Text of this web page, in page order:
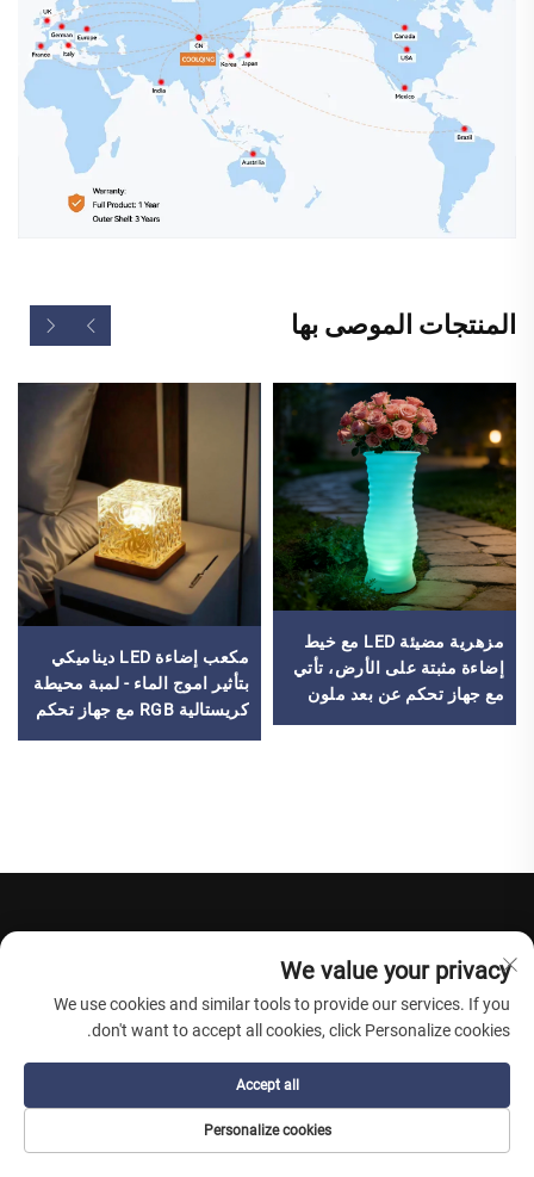
المنتجات الموصى بها
مزهرية مضيئة LED مع خيط
إضاءة مثبتة على الأرض، تأتي
مع جهاز تحكم عن بعد ملون
وشاحن USB
مكعب إضاءة LED ديناميكي
بتأثير اموج الماء - لمبة محيطة
كريستالية RGB مع جهاز تحكم
مدعومًا بخبرة تزيد عن 18 عامًا ومصنع حديث، نقدم مجموعة
We value your privacy
We use cookies and similar tools to provide our services. If you
don't want to accept all cookies, click Personalize cookies.
Personalize cookies
Accept all